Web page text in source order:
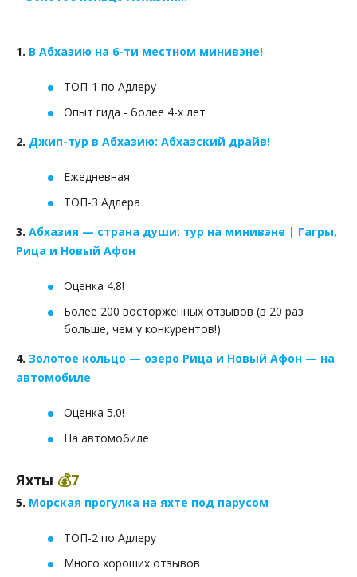
1. В Абхазию на 6-ти местном минивэне!
ТОП-1 по Адлеру
Опыт гида - более 4-х лет
2. Джип-тур в Абхазию: Абхазский драйв!
Ежедневная
ТОП-3 Адлера
3. Абхазия — страна души: тур на минивэне | Гагры,
Рица и Новый Афон
Оценка 4.8!
Более 200 восторженных отзывов (в 20 раз
больше, чем у конкурентов!)
4. Золотое кольцо — озеро Рица и Новый Афон — на
автомобиле
Оценка 5.0!
На автомобиле
Яхты 💰7
5. Морская прогулка на яхте под парусом
ТОП-2 по Адлеру
Много хороших отзывов